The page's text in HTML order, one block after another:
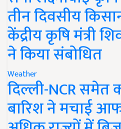
तीन दिवसीय
केंद्रीय कृषि मंत्री
ने किया संबोधित
Weather
दिल्ली-NCR समेत
बारिश ने मचाई